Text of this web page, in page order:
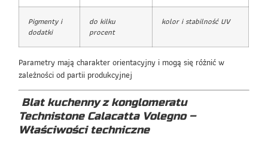
Pigmenty i
dodatki
do kilku
procent
kolor i stabilność UV
Parametry mają charakter orientacyjny i mogą się różnić w
zależności od partii produkcyjnej
Blat kuchenny z konglomeratu
Technistone Calacatta Volegno –
Właściwości techniczne